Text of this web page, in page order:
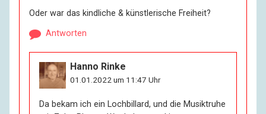
Oder war das kindliche & künstlerische Freiheit?
Antworten
Hanno Rinke
01.01.2022 um 11:47 Uhr
Da bekam ich ein Lochbillard, und die Musiktruhe